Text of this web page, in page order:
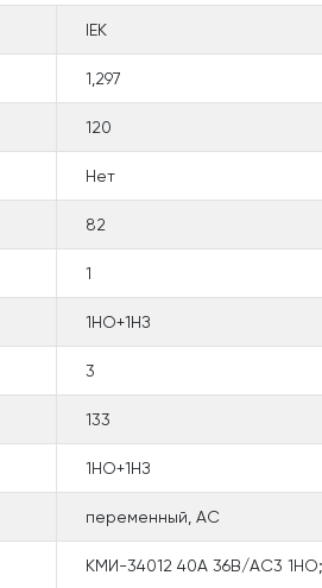
IEK
1,297
120
Нет
82
1
1НО+1НЗ
3
133
1НО+1НЗ
переменный, АС
КМИ-34012 40А 36В/АС3